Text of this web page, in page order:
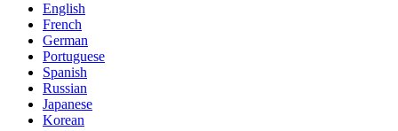
English
French
German
Portuguese
Spanish
Russian
Japanese
Korean